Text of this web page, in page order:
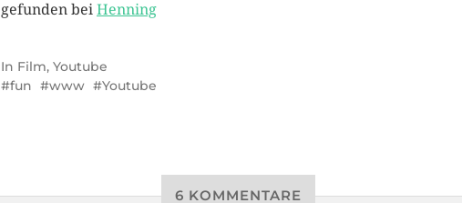
gefunden bei Henning
In Film, Youtube
fun
www Youtube
6 KOMMENTARE